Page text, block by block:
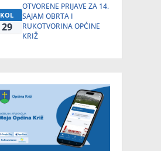
KOL
29
OTVORENE PRIJAVE ZA 14.
SAJAM OBRTA I
RUKOTVORINA OPĆINE
KRIŽ